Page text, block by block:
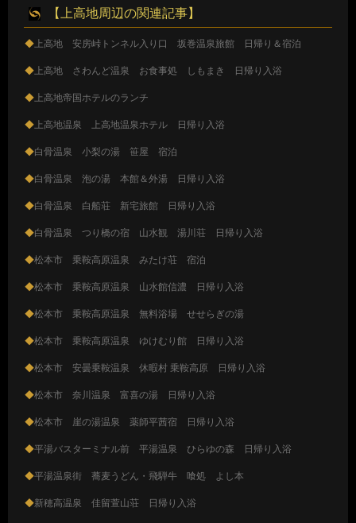
【上高地周辺の関連記事】
◆ 上高地 安房峠トンネル入り口 坂巻温泉旅館 日帰り＆宿泊
◆ 上高地 さわんど温泉 お食事処 しもまき 日帰り入浴
◆ 上高地帝国ホテルのランチ
◆ 上高地温泉 上高地温泉ホテル 日帰り入浴
◆白骨温泉 小梨の湯 笹屋 宿泊
◆白骨温泉 泡の湯 本館＆外湯 日帰り入浴
◆白骨温泉 白船荘 新宅旅館 日帰り入浴
◆白骨温泉 つり橋の宿 山水観 湯川荘 日帰り入浴
◆松本市 乗鞍高原温泉 みたけ荘 宿泊
◆松本市 乗鞍高原温泉 山水館信濃 日帰り入浴
◆松本市 乗鞍高原温泉 無料浴場 せせらぎの湯
◆松本市 乗鞍高原温泉 ゆけむり館 日帰り入浴
◆松本市 安曇乗鞍温泉 休暇村 乗鞍高原 日帰り入浴
◆松本市 奈川温泉 富喜の湯 日帰り入浴
◆松本市 崖の湯温泉 薬師平茜宿 日帰り入浴
◆平湯バスターミナル前 平湯温泉 ひらゆの森 日帰り入浴
◆平湯温泉街 蕎麦うどん・飛騨牛 喰処 よし本
◆新穂高温泉 佳留萱山荘 日帰り入浴